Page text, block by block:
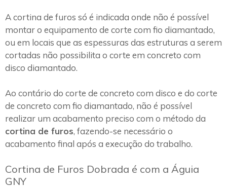
A cortina de furos só é indicada onde não é possível
montar o equipamento de corte com fio diamantado,
ou em locais que as espessuras das estruturas a serem
cortadas não possibilita o corte em concreto com
disco diamantado.
Ao contário do corte de concreto com disco e do corte
de concreto com fio diamantado, não é possível
realizar um acabamento preciso com o método da
cortina de furos, fazendo-se necessário o
acabamento final após a execução do trabalho.
Cortina de Furos Dobrada é com a Águia
GNY